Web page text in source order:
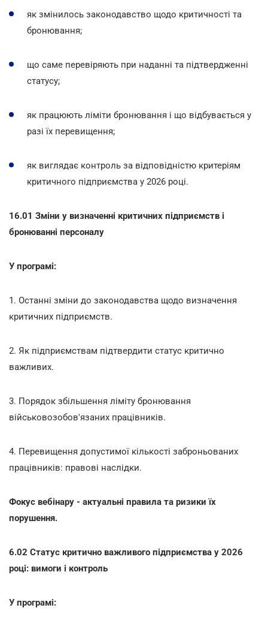
як змінилось законодавство щодо критичності та
бронювання;
що саме перевіряють при наданні та підтвердженні
статусу;
як працюють ліміти бронювання і що відбувається у
разі їх перевищення;
як виглядає контроль за відповідністю критеріям
критичного підприємства у 2026 році.
16.01 Зміни у визначенні критичних підприємств і
бронюванні персоналу
У програмі:
1. Останні зміни до законодавства щодо визначення
критичних підприємств.
2. Як підприємствам підтвердити статус критично
важливих.
3. Порядок збільшення ліміту бронювання
військовозобов'язаних працівників.
4. Перевищення допустимої кількості заброньованих
працівників: правові наслідки.
Фокус вебінару - актуальні правила та ризики їх
порушення.
6.02 Статус критично важливого підприємства у 2026
році: вимоги і контроль
У програмі: